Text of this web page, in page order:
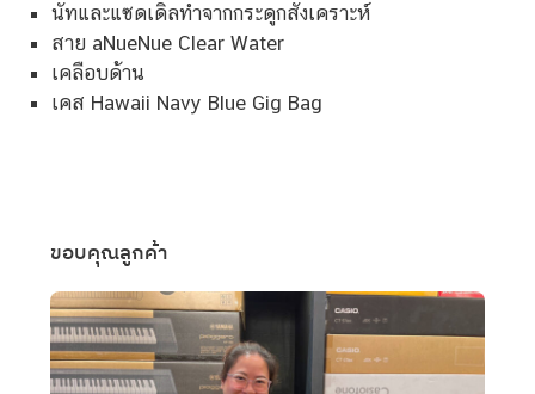
นัทและแซดเดิลทำจากกระดูกสังเคราะห์
สาย aNueNue Clear Water
เคลือบด้าน
เคส Hawaii Navy Blue Gig Bag
ขอบคุณลูกค้า